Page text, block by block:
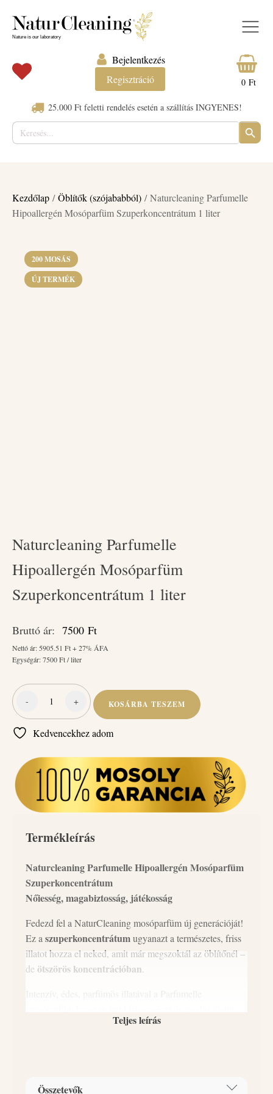
25.000 Ft feletti rendelés esetén a szállítás INGYENES!
Keresés:
SEARCH
BUTTON
Bejelentkezés
Regisztráció
0 Ft
Kezdőlap /Öblítők (szójababból) / Naturcleaning Parfumelle
Hipoallergén Mosóparfüm Szuperkoncentrátum 1 liter
200 MOSÁS
ÚJ TERMÉK
Naturcleaning Parfumelle
Hipoallergén Mosóparfüm
Szuperkoncentrátum 1 liter
Bruttó ár: 7500 Ft
Nettó ár: 5905.51 Ft + 27% ÁFA
Egységár:7500Ft / liter
-
Naturcleaning
Hipoallergén
Szuperkoncentrátum
1
liter
mennyiség
+ KOSÁRBA TESZEM
Kedvencekhez adom
Termékleírás
Naturcleaning Parfumelle Hipoallergén Mosóparfüm
Szuperkoncentrátum
Nőiesség, magabiztosság, játékosság
Fedezd fel a NaturCleaning mosóparfüm új generációját!
Ez a szuperkoncentrátumugyanazt a természetes, friss
illatot hozza el neked, amit már megszoktál az öblítőnél –
de ötszörös koncentrációban
kölcsönöz ruháidnak, miközben puhává és kényelmes
Teljes leírás
Összetevők